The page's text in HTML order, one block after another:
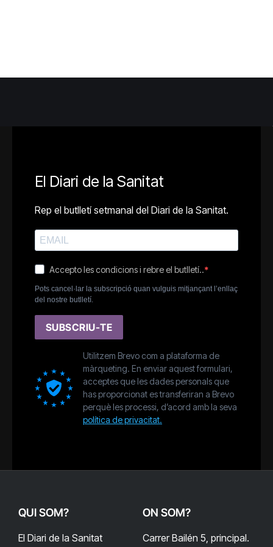
El Diari de la Sanitat
Rep el butlletí setmanal del Diari de la Sanitat.
Accepto les condicions i rebre el butlletí..
Pots cancel·lar la subscripció quan vulguis mitjançant l’enllaç
del nostre butlletí.
SUBSCRIU-TE
Utilitzem Brevo com a plataforma de
màrqueting. En enviar aquest formulari,
acceptes que les dades personals que
has proporcionat es transferiran a Brevo
perquè les processi, d’acord amb la seva
política de privacitat.
QUI SOM?
El Diari de la Sanitat
ON SOM?
Carrer Bailén 5, principal.